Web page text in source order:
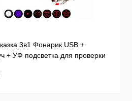
3в1 Фонарик USB +
+ УФ подсветка для проверки